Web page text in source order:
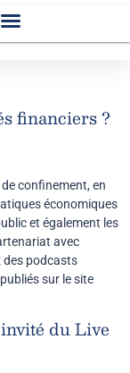
financiers ?
confinement, en
économiques
et également les
avec
des podcasts
sur le site
du Live